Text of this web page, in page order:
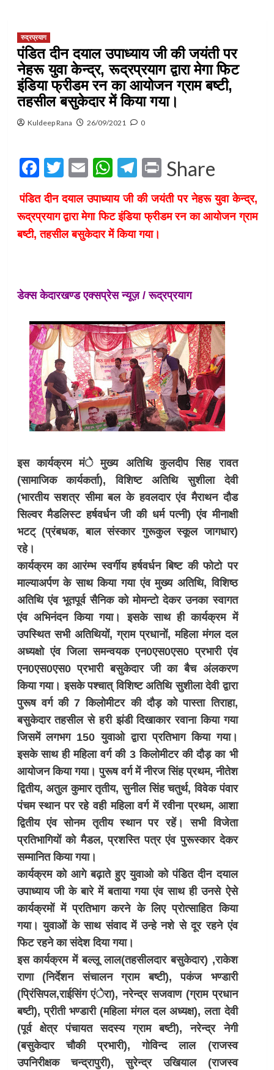
रुद्रप्रयाग
पंडित दीन दयाल उपाध्याय जी की जयंती पर
नेहरू युवा केन्द्र, रूद्रप्रयाग द्वारा मेगा फिट
इंडिया फ्रीडम रन का आयोजन ग्राम बष्टी,
तहसील बसुकेदार में किया गया।
Kuldeep Rana 26/09/2021 0
Facebook
Twitter
EmailWhatsApp
Telegram
Print
Share
पंडित दीन दयाल उपाध्याय जी की जयंती पर नेहरू युवा केन्द्र,
रूद्रप्रयाग द्वारा मेगा फिट इंडिया फ्रीडम रन का आयोजन ग्राम
बष्टी, तहसील बसुकेदार में किया गया।
डेक्स केदारखण्ड एक्सप्रेस न्यूज़ / रूद्रप्रयाग
इस कार्यक्रम मंे मुख्य अतिथि कुलदीप सिह रावत
(सामाजिक कार्यकर्ता), विशिष्ट अतिथि सुशीला देवी
(भारतीय सशत्र सीमा बल के हवलदार एंव मैराथन दौड
सिल्वर मैडलिस्ट हर्षवर्धन जी की धर्म पत्नी) एंव मीनाक्षी
भटट् (प्रंबधक, बाल संस्कार गुरूकुल स्कूल जागधार)
रहे।
कार्यक्रम का आरंम्भ स्वर्गीय हर्षवर्धन बिष्ट की फोटो पर
माल्याअर्पण के साथ किया गया एंव मुख्य अतिथि, विशिष्ठ
अतिथि एंव भूतपूर्व सैनिक को मोमन्टो देकर उनका स्वागत
एंव अभिनंदन किया गया। इसके साथ ही कार्यक्रम में
उपस्थित सभी अतिथियों, ग्राम प्रधानों, महिला मंगल दल
अध्यक्षो एंव जिला समन्वयक एन0एस0एस0 प्रभारी एंव
एन0एस0एस0 प्रभारी बसुकेदार जी का बैच अंलकरण
किया गया। इसके पश्चात् विशिष्ट अतिथि सुशीला देवी द्वारा
पुरूष वर्ग की 7 किलोमीटर की दौड़ को पास्ता तिराहा,
बसुकेदार तहसील से हरी झंडी दिखाकार रवाना किया गया
जिसमें लगभग 150 युवाओ द्वारा प्रतिभाग किया गया।
इसके साथ ही महिला वर्ग की 3 किलोमीटर की दौड़ का भी
आयोजन किया गया। पुरूष वर्ग में नीरज सिंह प्रथम, नीतेश
द्वितीय, अतुल कुमार तृतीय, सुनील सिंह चतुर्थ, विवेक पंवार
पंचम स्थान पर रहे वही महिला वर्ग में रवीना प्रथम, आशा
द्वितीय एंव सोनम तृतीय स्थान पर रहें। सभी विजेता
प्रतिभागियों को मैडल, प्रशस्ति पत्र एंव पुरूस्कार देकर
सम्मानित किया गया।
कार्यक्रम को आगे बढ़ाते हुए युवाओ को पंडित दीन दयाल
उपाध्याय जी के बारे में बताया गया एंव साथ ही उनसे ऐसे
कार्यक्रमों में प्रतिभाग करने के लिए प्रोत्साहित किया
गया। युवाओें के साथ संवाद में उन्हे नशे से दूर रहने एंव
फिट रहने का संदेश दिया गया।
इस कार्यक्रम में बल्लू लाल(तहसीलदार बसुकेदार) ,राकेश
राणा (निर्देशन संचालन ग्राम बष्टी), पकंज भण्डारी
(प्रिंसिपल,राईसिंग एंेरा), नरेन्द्र सजवाण (ग्राम प्रधान
बष्टी), प्रीती भण्डारी (महिला मंगल दल अध्यक्ष), लता देवी
(पूर्व क्षेत्र पंचायत सदस्य ग्राम बष्टी), नरेन्द्र नेगी
(बसुकेदार चौकी प्रभारी), गोविन्द लाल (राजस्व
उपनिरीक्षक चन्द्रापुरी), सुरेन्द्र उखियाल (राजस्व